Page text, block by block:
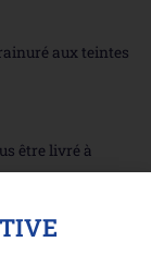
aux teintes
être livré à